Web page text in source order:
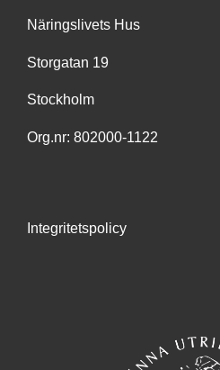
Näringslivets Hus
Storgatan 19
Stockholm
Org.nr: 802000-1122
Integritetspolicy